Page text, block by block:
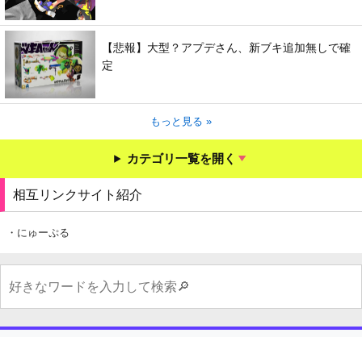
【悲報】大型？アプデさん、新ブキ追加無しで確
定
もっと見る »
カテゴリ一覧を開く
相互リンクサイト紹介
・にゅーぷる